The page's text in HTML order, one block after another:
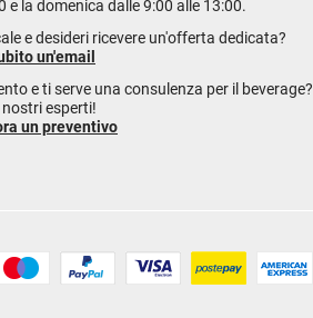
e la domenica dalle 9:00 alle 13:00.
e desideri ricevere un'offerta dedicata?
un'email
e ti serve una consulenza per il beverage?
esperti!
un preventivo